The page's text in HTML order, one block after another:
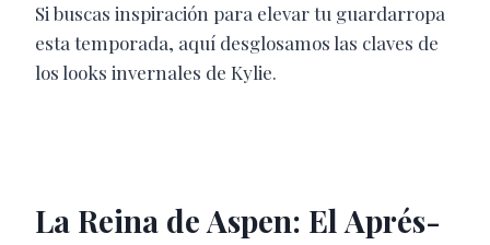
Si buscas inspiración para elevar tu guardarropa
esta temporada, aquí desglosamos las claves de
los looks invernales de Kylie.
La Reina de Aspen: El Aprés-